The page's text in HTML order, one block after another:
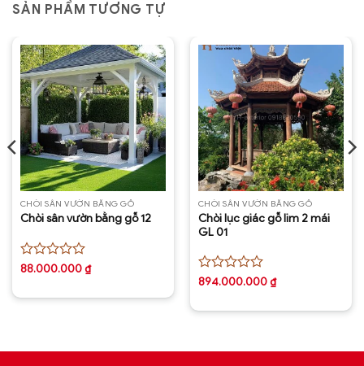
SẢN PHẨM TƯƠNG TỰ
CHÒI SÂN VƯỜN BẰNG GỖ
Chòi sân vườn bằng gỗ 12
Được
88.000.000₫
CHÒI SÂN VƯỜN BẰNG GỖ
Chòi lục giác gỗ lim 2 mái
GL 01
Được
894.000.000₫